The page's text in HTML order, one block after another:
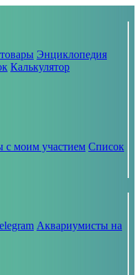
Энциклопедия
Калькулятор
с моим участием Список
Аквариумисты на